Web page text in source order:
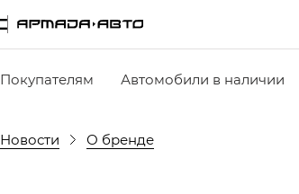
Покупателям Автомобили в наличии
Новости О бренде